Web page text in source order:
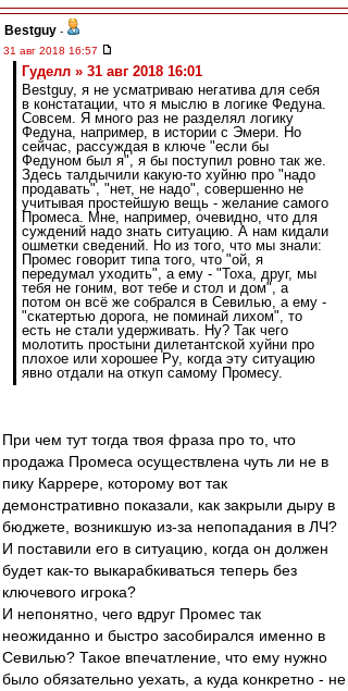
Bestguy -
31 авг 2018 16:57
Гуделл » 31 авг 2018 16:01
Bestguy, я не усматриваю негатива для себя
в констатации, что я мыслю в логике Федуна.
Совсем. Я много раз не разделял логику
Федуна, например, в истории с Эмери. Но
сейчас, рассуждая в ключе "если бы
Федуном был я", я бы поступил ровно так же.
Здесь талдычили какую-то хуйню про "надо
продавать", "нет, не надо", совершенно не
учитывая простейшую вещь - желание самого
Промеса. Мне, например, очевидно, что для
суждений надо знать ситуацию. А нам кидали
ошметки сведений. Но из того, что мы знали:
Промес говорит типа того, что "ой, я
передумал уходить", а ему - "Тоха, друг, мы
тебя не гоним, вот тебе и стол и дом", а
потом он всё же собрался в Севилью, а ему -
"скатертью дорога, не поминай лихом", то
есть не стали удерживать. Ну? Так чего
молотить простыни дилетантской хуйни про
плохое или хорошее Ру, когда эту ситуацию
явно отдали на откуп самому Промесу.
При чем тут тогда твоя фраза про то, что
продажа Промеса осуществлена чуть ли не в
пику Каррере, которому вот так
демонстративно показали, как закрыли дыру в
бюджете, возникшую из-за непопадания в ЛЧ?
И поставили его в ситуацию, когда он должен
будет как-то выкарабкиваться теперь без
ключевого игрока?
И непонятно, чего вдруг Промес так
неожиданно и быстро засобирался именно в
Севилью? Такое впечатление, что ему нужно
было обязательно уехать, а куда конкретно - не